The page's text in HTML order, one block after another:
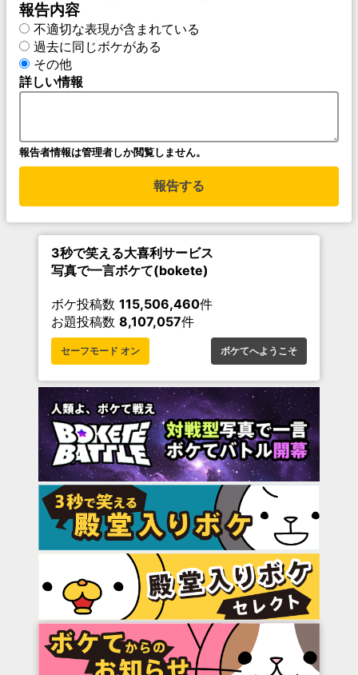
報告内容
不適切な表現が含まれている
過去に同じボケがある
その他
詳しい情報
報告者情報は管理者しか閲覧しません。
報告する
3秒で笑える大喜利サービス
写真で一言ボケて(bokete)
ボケ投稿数 115,506,460件
お題投稿数 8,107,057件
セーフモード オン ボケてへようこそ